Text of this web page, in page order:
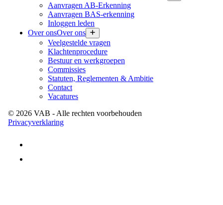
Aanvragen AB-Erkenning
Aanvragen BAS-erkenning
Inloggen leden
Over onsOver ons
Veelgestelde vragen
Klachtenprocedure
Bestuur en werkgroepen
Commissies
Statuten, Reglementen & Ambitie
Contact
Vacatures
© 2026 VAB - Alle rechten voorbehouden
Privacyverklaring